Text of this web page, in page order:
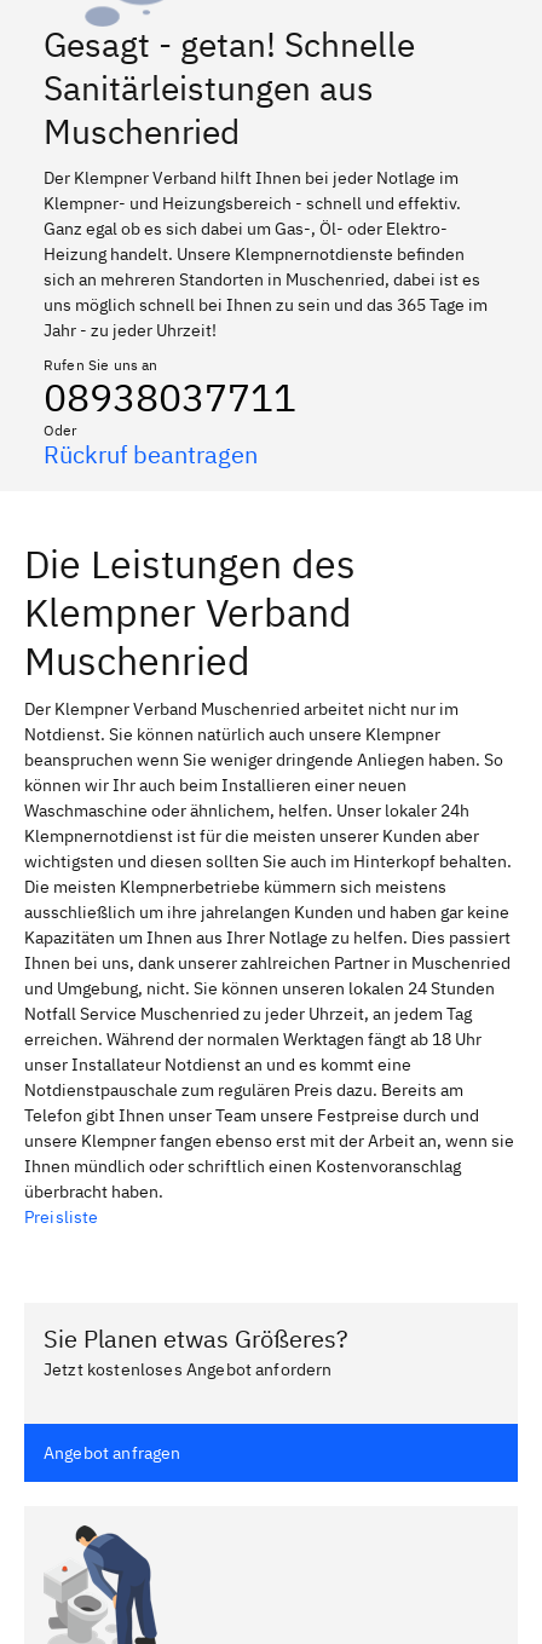
Gesagt - getan! Schnelle
Sanitärleistungen aus
Muschenried
Der Klempner Verband hilft Ihnen bei jeder Notlage im
Klempner- und Heizungsbereich - schnell und effektiv.
Ganz egal ob es sich dabei um Gas-, Öl- oder Elektro-
Heizung handelt. Unsere Klempnernotdienste befinden
sich an mehreren Standorten in Muschenried, dabei ist es
uns möglich schnell bei Ihnen zu sein und das 365 Tage im
Jahr - zu jeder Uhrzeit!
Rufen Sie uns an
08938037711
Oder
Rückruf beantragen
Die Leistungen des
Klempner Verband
Muschenried
Der Klempner Verband Muschenried arbeitet nicht nur im
Notdienst. Sie können natürlich auch unsere Klempner
beanspruchen wenn Sie weniger dringende Anliegen haben. So
können wir Ihr auch beim Installieren einer neuen
Waschmaschine oder ähnlichem, helfen. Unser lokaler 24h
Klempnernotdienst ist für die meisten unserer Kunden aber
wichtigsten und diesen sollten Sie auch im Hinterkopf behalten.
Die meisten Klempnerbetriebe kümmern sich meistens
ausschließlich um ihre jahrelangen Kunden und haben gar keine
Kapazitäten um Ihnen aus Ihrer Notlage zu helfen. Dies passiert
Ihnen bei uns, dank unserer zahlreichen Partner in Muschenried
und Umgebung, nicht. Sie können unseren lokalen 24 Stunden
Notfall Service Muschenried zu jeder Uhrzeit, an jedem Tag
erreichen. Während der normalen Werktagen fängt ab 18 Uhr
unser Installateur Notdienst an und es kommt eine
Notdienstpauschale zum regulären Preis dazu. Bereits am
Telefon gibt Ihnen unser Team unsere Festpreise durch und
unsere Klempner fangen ebenso erst mit der Arbeit an, wenn sie
Ihnen mündlich oder schriftlich einen Kostenvoranschlag
überbracht haben.
Preisliste
Sie Planen etwas Größeres?
Jetzt kostenloses Angebot anfordern
Angebot anfragen